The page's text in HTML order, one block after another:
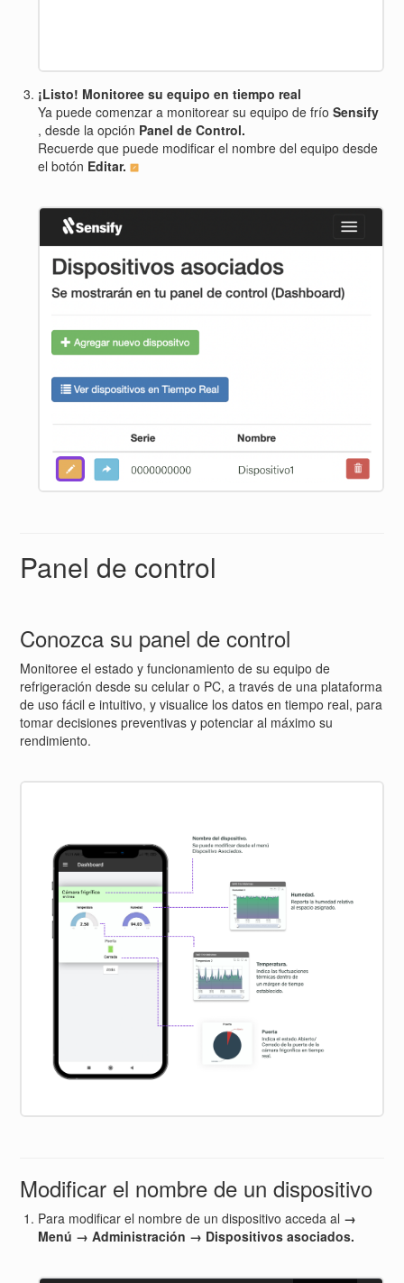
¡Listo! Monitoree su equipo en tiempo real
Ya puede comenzar a monitorear su equipo de fríoSensify
, desde la opción Panel de Control.
Recuerde que puede modificar el nombre del equipo desde
el botón Editar.
Panel de control
Conozca su panel de control
Monitoree el estado y funcionamiento de su equipo de
refrigeración desde su celular o PC, a través de una plataforma
de uso fácil e intuitivo, y visualice los datos en tiempo real, para
tomar decisiones preventivas y potenciar al máximo su
rendimiento.
Modificar el nombre de un dispositivo
Para modificar el nombre de un dispositivo acceda al →
Menú → Administración → Dispositivos asociados.